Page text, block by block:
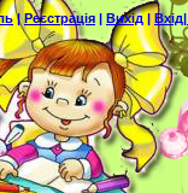
|Реєстрація | Вихід |Вхід|